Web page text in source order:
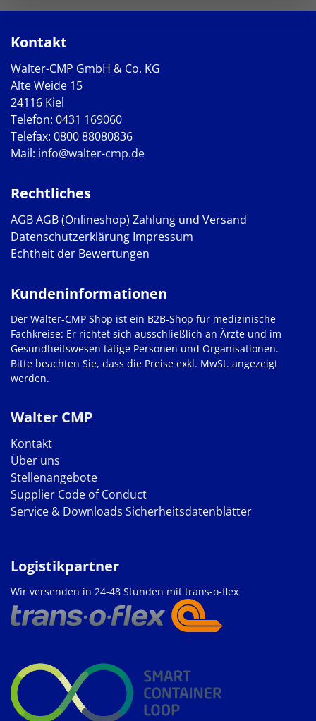
Kontakt
Walter-CMP GmbH & Co. KG
Alte Weide 15
24116 Kiel
Telefon: 0431 169060
Telefax: 0800 88080836
Mail: info@walter-cmp.de
Rechtliches
AGBAGB (Onlineshop) Zahlung und Versand
Datenschutzerklärung Impressum
Echtheit der Bewertungen
Walter CMP
Kontakt
Über uns
Stellenangebote
Supplier Code of Conduct
Service & Downloads Sicherheitsdatenblätter
Kundeninformationen
Der Walter-CMP Shop ist ein B2B-Shop für medizinische
Fachkreise: Er richtet sich ausschließlich an Ärzte und im
Gesundheitswesen tätige Personen und Organisationen.
Bitte beachten Sie, dass die Preise exkl. MwSt. angezeigt
werden.
Logistikpartner
Wir versenden in 24-48 Stunden mit trans-o-flex